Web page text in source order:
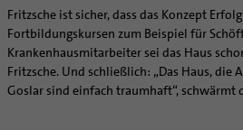
Hospiz
Internet- und Telefon
Krankenhaus
Künstler
Kirchenmusiker:in
Religionslehrer:in
Freiwilligendienst
Soziale Berufe in der Caritas
Bolivientag 2026
Ökotheologie
Schöpfungsspiritualität
Umweltbildung
Zukunftsräume
Büchereien
Medienstelle
Newsletter
Personalentwicklung
Kirchlicher Anzeiger
Kirchliches Arbeitsrecht
Schematismus
Fritzsche ist sicher, dass das Konzept
Fortbildungskursen zum Beispiel für
Krankenhausmitarbeiter sei das Haus
Fritzsche. Und schließlich: „Das Haus, die
Goslar sind einfach traumhaft“, schwärmt